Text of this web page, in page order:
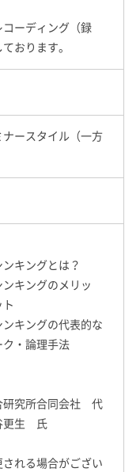
ーディング（録
おります。
ナースタイル（一方
ンキングとは？
ンキングのメリッ
ト
ンキングの代表的な
ク・論理手法
研究所合同会社 代
更生 氏
れる場合がござい